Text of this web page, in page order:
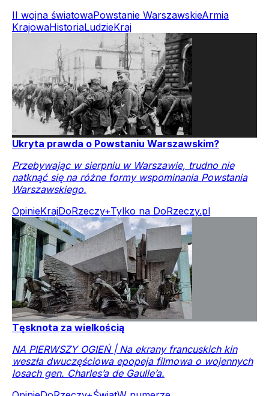
II wojna światowaPowstanie WarszawskieArmia
KrajowaHistoriaLudzieKraj
Ukryta prawda o Powstaniu Warszawskim?
Przebywając w sierpniu w Warszawie, trudno nie
natknąć się na różne formy wspominania Powstania
Warszawskiego.
OpinieKrajDoRzeczy+Tylko na DoRzeczy.pl
Tęsknota za wielkością
NA PIERWSZY OGIEŃ | Na ekrany francuskich kin
weszła dwuczęściowa epopeja filmowa o wojennych
losach gen. Charles’a de Gaulle’a.